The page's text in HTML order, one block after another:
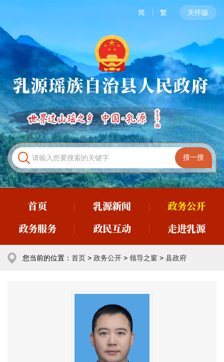
简 繁 关怀版
首页 乳源新闻
政务公开
政务服务
政民互动 走进乳源
您当前的位置： 首页 > 政务公开 > 领导之窗 > 县政府